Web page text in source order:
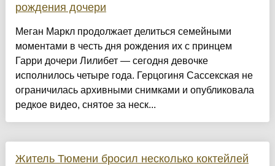
рождения дочери
Меган Маркл продолжает делиться семейными
моментами в честь дня рождения их с принцем
Гарри дочери Лилибет — сегодня девочке
исполнилось четыре года. Герцогиня Сассекская не
ограничилась архивными снимками и опубликовала
редкое видео, снятое за неск...
Житель Тюмени бросил несколько коктейлей